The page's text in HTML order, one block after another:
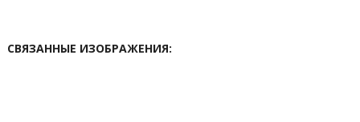
СВЯЗАННЫЕ ИЗОБРАЖЕНИЯ: